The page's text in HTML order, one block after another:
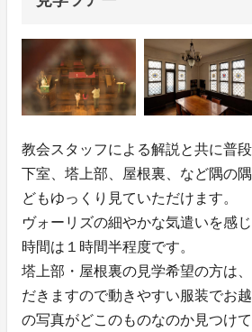
教会スタッフによる解説と共に普
下室、塔上部、屋根裏、など隅の
どもゆっくり見ていただけます。
ヴォーリズの細やかな気遣いを感
時間は１時間半程度です。
塔上部・屋根裏の見学希望の方は
だきますので動きやすい服装でお
の写真がどこのものなのか見つけて